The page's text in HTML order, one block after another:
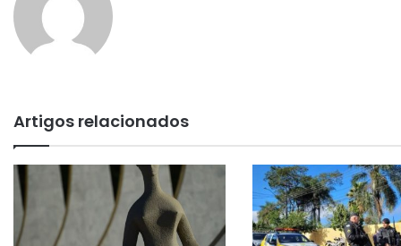
Artigos relacionados